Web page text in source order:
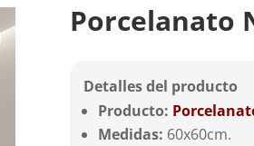
Porcelanato
Detalles del producto
Producto:
Medidas: 60x60cm.